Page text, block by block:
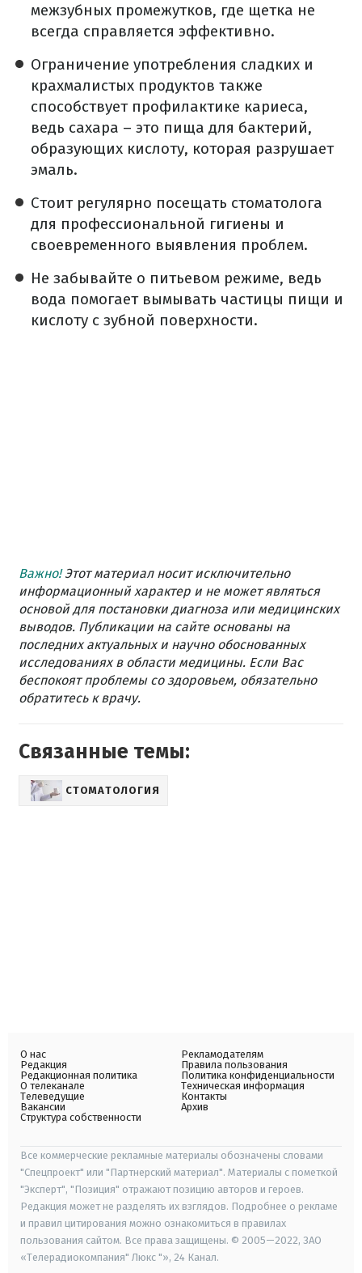
межзубных промежутков, где щетка не
всегда справляется эффективно.
Ограничение употребления сладких и
крахмалистых продуктов также
способствует профилактике кариеса,
ведь сахара – это пища для бактерий,
образующих кислоту, которая разрушает
эмаль.
Стоит регулярно посещать стоматолога
для профессиональной гигиены и
своевременного выявления проблем.
Не забывайте о питьевом режиме, ведь
вода помогает вымывать частицы пищи и
кислоту с зубной поверхности.
Важно!Этот материал носит исключительно
информационный характер и не может являться
основой для постановки диагноза или медицинских
выводов. Публикации на сайте основаны на
последних актуальных и научно обоснованных
исследованиях в области медицины. Если Вас
беспокоят проблемы со здоровьем, обязательно
обратитесь к врачу.
Связанные темы:
СТОМАТОЛОГИЯ
О нас
Редакция
Редакционная политика
О телеканале
Телеведущие
Вакансии
Структура собственности
Рекламодателям
Правила пользования
Политика конфиденциальности
Техническая информация
Контакты
Архив
Все коммерческие рекламные материалы обозначены словами
"Спецпроект" или "Партнерский материал". Материалы с пометкой
"Эксперт", "Позиция" отражают позицию авторов и героев.
Редакция может не разделять их взглядов. Подробнее о рекламе
и правил цитирования можно ознакомиться в правилах
пользования сайтом. Все права защищены. © 2005—2022, ЗАО
«Телерадиокомпания" Люкс "», 24 Канал.